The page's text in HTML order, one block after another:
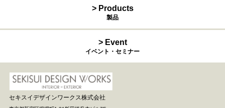
> Products
製品
> Event
イベント・セミナー
セキスイデザインワークス株式会社